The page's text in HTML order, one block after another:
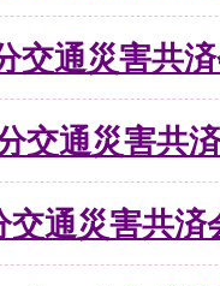
交通災害共
交通災害共
通災害共済